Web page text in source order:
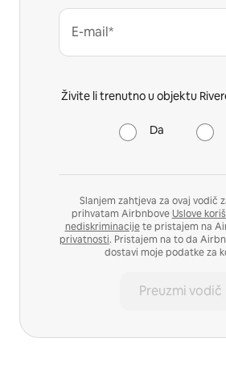
E-mail*
Živite li trenutno u objektu
Da
Slanjem zahtjeva za ovaj vodič
prihvatam AirbnboveUslove
nediskriminacijete pristajem na
privatnosti. Pristajem na to da
dostavi moje podatke za
Preuzmi vodič